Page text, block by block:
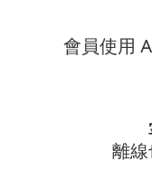
會員使用
離